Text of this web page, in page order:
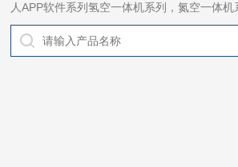
人APP软件系列氢空一体机系列，氮空一体
机系列，气体净化器系列，代理日本DKK-
仪器，代理南韩SitekPH/离子计，DO计，电